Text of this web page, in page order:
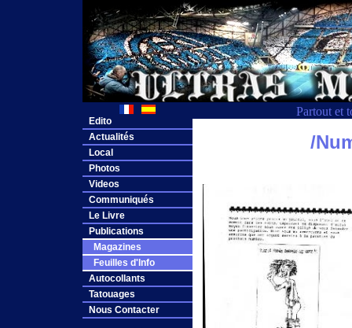
Partout et
Edito
Actualités
Local
Photos
Videos
Communiqués
Le Livre
Publications
Magazines
Feuilles d'Info
Autocollants
Tatouages
Nous Contacter
/